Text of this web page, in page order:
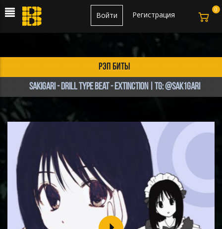
Регистрация
Войти
рэп биты
sakigari - Drill type beat - extinction | tg: @sak1gari
0